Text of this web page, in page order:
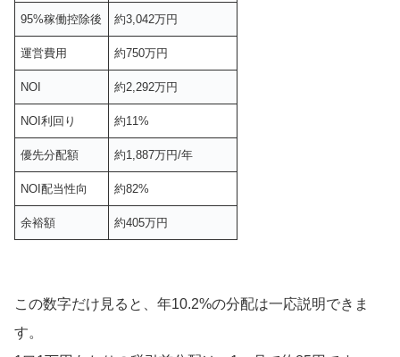
95%稼働控除後 約3,042万円
運営費用 約750万円
NOI 約2,292万円
NOI利回り 約11%
優先分配額 約1,887万円/年
NOI配当性向 約82%
余裕額 約405万円
この数字だけ見ると、年10.2%の分配は一応説明できま
す。